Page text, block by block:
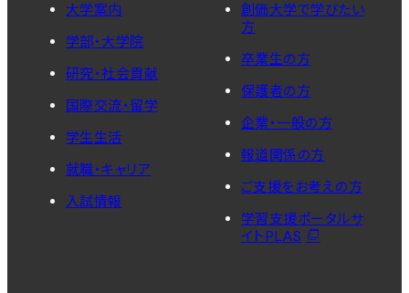
大学案内
学部・大学院
研究・社会貢献
国際交流・留学
学生生活
就職・キャリア
入試情報
創価大学で学びたい
方
卒業生の方
保護者の方
企業・一般の方
報道関係の方
ご支援をお考えの方
学習支援ポータルサ
イトPLAS